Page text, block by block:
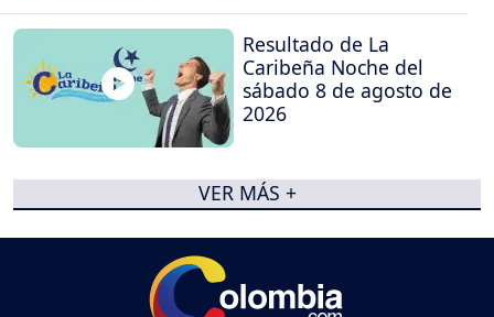
Resultado de La
Caribeña Noche del
sábado 8 de agosto de
2026
VER MÁS +